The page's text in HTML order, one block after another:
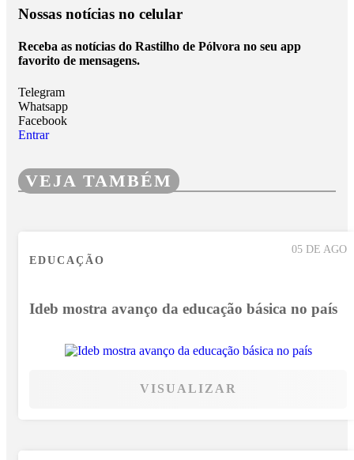
Nossas notícias no celular
Receba as notícias do Rastilho de Pólvora no seu app
favorito de mensagens.
Telegram
Whatsapp
Facebook
Entrar
VEJA TAMBÉM
05 DE AGO
EDUCAÇÃO
Ideb mostra avanço da educação básica no país
VISUALIZAR